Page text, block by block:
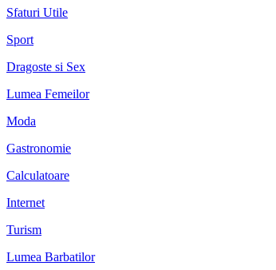
Sfaturi Utile
Sport
Dragoste si Sex
Lumea Femeilor
Moda
Gastronomie
Calculatoare
Internet
Turism
Lumea Barbatilor